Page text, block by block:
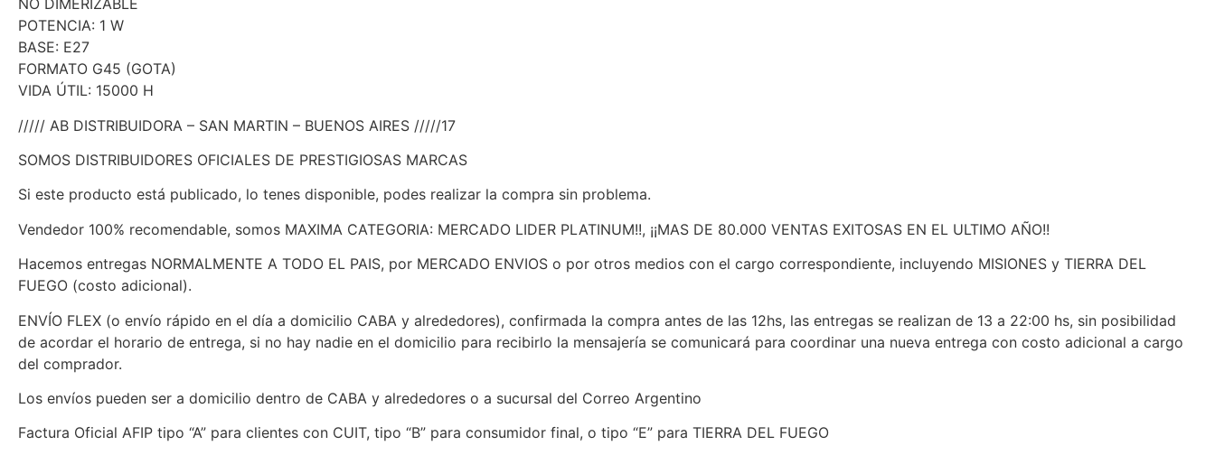
NO DIMERIZABLE
POTENCIA: 1 W
BASE: E27
FORMATO G45 (GOTA)
VIDA ÚTIL: 15000 H
///// AB DISTRIBUIDORA – SAN MARTIN – BUENOS AIRES /////17
SOMOS DISTRIBUIDORES OFICIALES DE PRESTIGIOSAS MARCAS
Si este producto está publicado, lo tenes disponible, podes realizar la compra sin problema.
Vendedor 100% recomendable, somos MAXIMA CATEGORIA: MERCADO LIDER PLATINUM!!, ¡¡MAS DE 80.000 VENTAS EXITOSAS EN EL ULTIMO AÑO!!
Hacemos entregas NORMALMENTE A TODO EL PAIS, por MERCADO ENVIOS o por otros medios con el cargo correspondiente, incluyendo MISIONES y TIERRA DEL
FUEGO (costo adicional).
ENVÍO FLEX (o envío rápido en el día a domicilio CABA y alrededores), confirmada la compra antes de las 12hs, las entregas se realizan de 13 a 22:00 hs, sin posibilidad
de acordar el horario de entrega, si no hay nadie en el domicilio para recibirlo la mensajería se comunicará para coordinar una nueva entrega con costo adicional a cargo
del comprador.
Los envíos pueden ser a domicilio dentro de CABA y alrededores o a sucursal del Correo Argentino
Factura Oficial AFIP tipo “A” para clientes con CUIT, tipo “B” para consumidor final, o tipo “E” para TIERRA DEL FUEGO